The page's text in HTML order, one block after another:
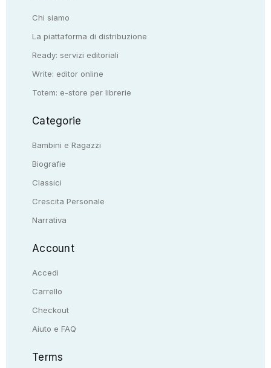
Chi siamo
La piattaforma di distribuzione
Ready: servizi editoriali
Write: editor online
Totem: e-store per librerie
Categorie
Bambini e Ragazzi
Biografie
Classici
Crescita Personale
Narrativa
Account
Accedi
Carrello
Checkout
Aiuto e FAQ
Terms